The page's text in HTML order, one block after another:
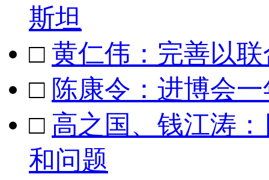
斯坦
□ 黄仁伟：完善以
□ 陈康令：进博会
□ 高之国、钱江涛
和问题